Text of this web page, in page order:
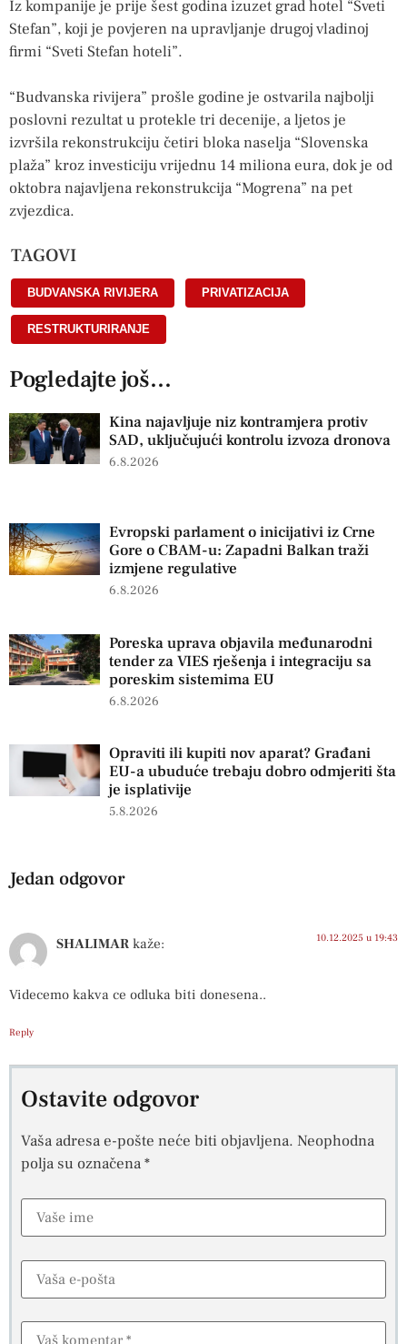
Iz kompanije je prije šest godina izuzet grad hotel “Sveti
Stefan”, koji je povjeren na upravljanje drugoj vladinoj
firmi “Sveti Stefan hoteli”.
“Budvanska rivijera” prošle godine je ostvarila najbolji
poslovni rezultat u protekle tri decenije, a ljetos je
izvršila rekonstrukciju četiri bloka naselja “Slovenska
plaža” kroz investiciju vrijednu 14 miliona eura, dok je od
oktobra najavljena rekonstrukcija “Mogrena” na pet
zvjezdica.
TAGOVI
BUDVANSKA RIVIJERA PRIVATIZACIJA
RESTRUKTURIRANJE
Pogledajte još...
Kina najavljuje niz kontramjera protiv
SAD, uključujući kontrolu izvoza dronova
6.8.2026
Evropski parlament o inicijativi iz Crne
Gore o CBAM-u: Zapadni Balkan traži
izmjene regulative
6.8.2026
Poreska uprava objavila međunarodni
tender za VIES rješenja i integraciju sa
poreskim sistemima EU
6.8.2026
Opraviti ili kupiti nov aparat? Građani
EU-a ubuduće trebaju dobro odmjeriti šta
je isplativije
5.8.2026
Jedan odgovor
SHALIMAR kaže: 10.12.2025 u 19:43
Videcemo kakva ce odluka biti donesena..
Reply
Ostavite odgovor
Vaša adresa e-pošte neće biti objavljena. Neophodna
polja su označena*